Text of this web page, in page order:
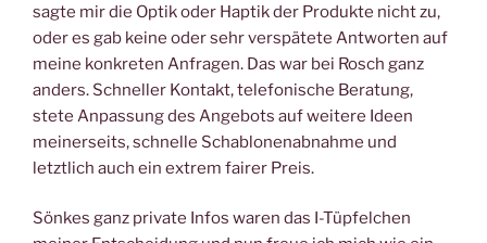
sagte mir die Optik oder Haptik der Produkte nicht zu,
oder es gab keine oder sehr verspätete Antworten auf
meine konkreten Anfragen. Das war bei Rosch ganz
anders. Schneller Kontakt, telefonische Beratung,
stete Anpassung des Angebots auf weitere Ideen
meinerseits, schnelle Schablonenabnahme und
letztlich auch ein extrem fairer Preis.
Sönkes ganz private Infos waren das I-Tüpfelchen